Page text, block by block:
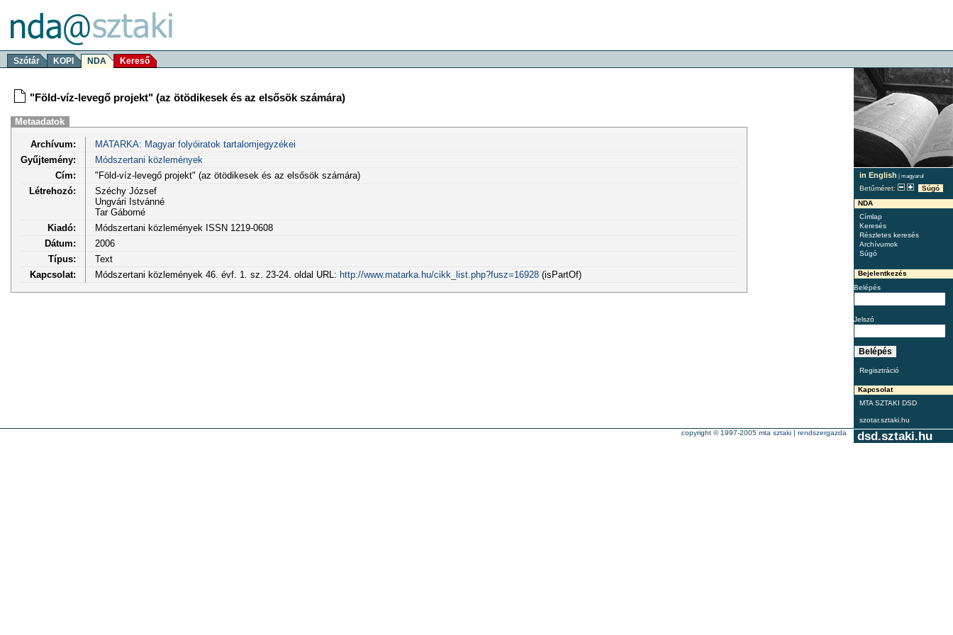
Szótár KOPI NDA Kereső
in English | magyarul
Betűméret:
Súgó
NDA
Címlap
Keresés
Részletes keresés
Archívumok
Súgó
Bejelentkezés
Belépés
Jelszó
Regisztráció
Kapcsolat
MTA SZTAKI DSD
szotar.sztaki.hu
"Föld-víz-levegő projekt" (az ötödikesek és az elsősök számára)
Metaadatok
Archívum:
MATARKA: Magyar folyóiratok tartalomjegyzékei
Gyűjtemény:
Módszertani közlemények
Cím:
"Föld-víz-levegő projekt" (az ötödikesek és az elsősök számára)
Létrehozó:
Széchy József
Ungvári Istvánné
Tar Gáborné
Kiadó:
Módszertani közlemények ISSN 1219-0608
Dátum:
2006
Típus:
Text
Kapcsolat:
Módszertani közlemények 46. évf. 1. sz. 23-24. oldal URL: http://www.matarka.hu/cikk_list.php?fusz=16928(isPartOf)
dsd.sztaki.hu
copyright © 1997-2005 mta sztaki | rendszergazda